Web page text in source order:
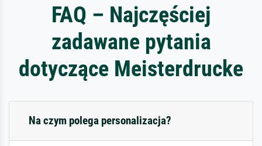
FAQ – Najczęściej
zadawane pytania
dotyczące Meisterdrucke
Na czym polega personalizacja?